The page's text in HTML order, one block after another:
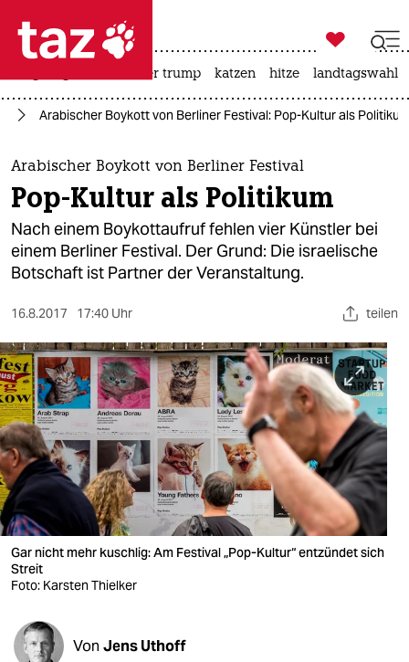
 taz zahl ich
taz zahl ich
themen
politik
öko
sport
berlin
nord
wahrheit
verlag
verlag
shop

taz zahl ich
usa unter trump katzen hitze landtagswahl
Arabischer Boykott von Berliner Festival: Pop-Kultur als
Arabischer Boykott von Berliner Festival
Pop-Kultur als Politikum
Nach einem Boykottaufruf fehlen vier Künstler bei
einem Berliner Festival. Der Grund: Die israelische
Botschaft ist Partner der Veranstaltung.
16.8.2017 17:40 Uhr teilen
Gar nicht mehr kuschlig: Am Festival „Pop-Kultur“ entzündet sich
Streit
Foto: Karsten Thielker
Von Jens Uthoff